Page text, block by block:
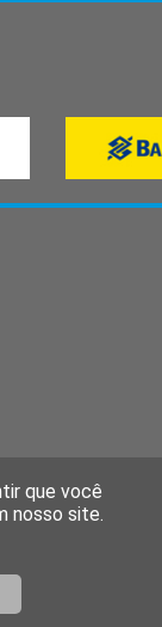
que você
nosso site.